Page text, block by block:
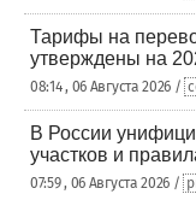
Тарифы на
утверждены на
08:14 , 06 Августа 2026 /
В России
участков и
07:59 , 06 Августа 2026 /